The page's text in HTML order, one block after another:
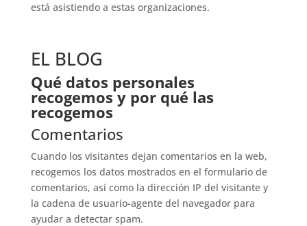
está asistiendo a estas organizaciones.
EL BLOG
Qué datos personales
recogemos y por qué las
recogemos
Comentarios
Cuando los visitantes dejan comentarios en la web,
recogemos los datos mostrados en el formulario de
comentarios, así como la dirección IP del visitante y
la cadena de usuario-agente del navegador para
ayudar a detectar spam.